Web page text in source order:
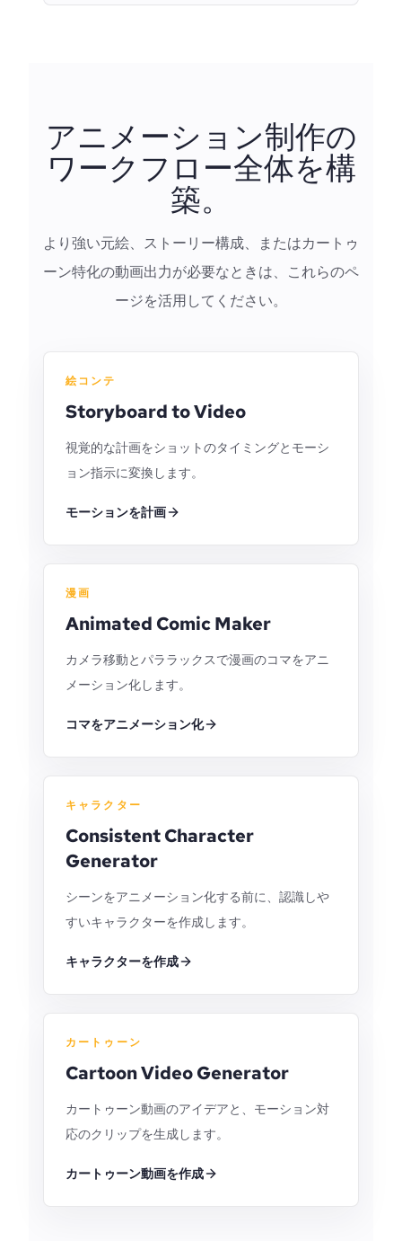
アニメーション制作の
ワークフロー全体を構
築。
より強い元絵、ストーリー構成、またはカートゥ
ーン特化の動画出力が必要なときは、これらのペ
ージを活用してください。
絵コンテ
Storyboard to Video
視覚的な計画をショットのタイミングとモーシ
ョン指示に変換します。
モーションを計画
漫画
Animated Comic Maker
カメラ移動とパララックスで漫画のコマをアニ
メーション化します。
コマをアニメーション化
キャラクター
Consistent Character
Generator
シーンをアニメーション化する前に、認識しや
すいキャラクターを作成します。
キャラクターを作成
カートゥーン
Cartoon Video Generator
カートゥーン動画のアイデアと、モーション対
応のクリップを生成します。
カートゥーン動画を作成